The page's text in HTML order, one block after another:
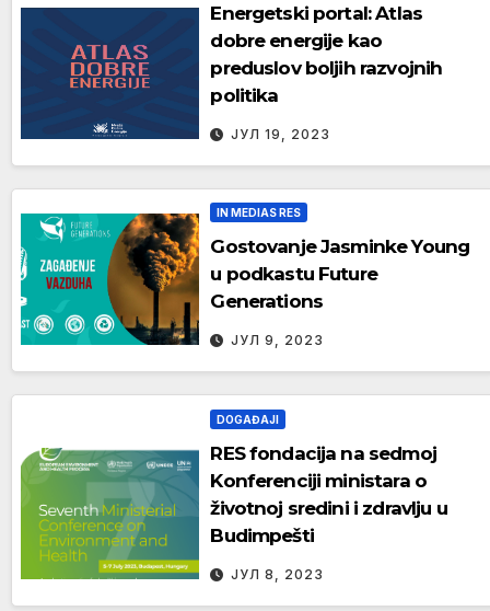
Energetski portal: Atlas
dobre energije kao
preduslov boljih razvojnih
politika
ЈУЛ 19, 2023
IN MEDIAS RES
Gostovanje Jasminke Young
u podkastu Future
Generations
ЈУЛ 9, 2023
DOGAĐAJI
RES fondacija na sedmoj
Konferenciji ministara o
životnoj sredini i zdravlju u
Budimpešti
ЈУЛ 8, 2023